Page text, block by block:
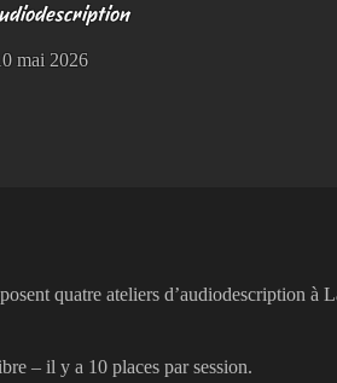
mai 2026
quatre ateliers d’audiodescription à
– il y a 10 places par session.